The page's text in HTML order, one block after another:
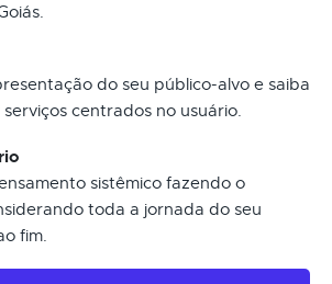
do seu público-alvo e saiba
centrados no usuário.
sistêmico fazendo o
toda a jornada do seu
fim.